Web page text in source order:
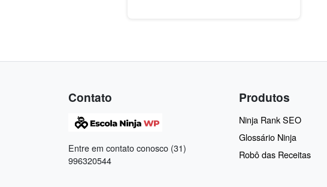
Contato
Entre em contato conosco (31)
996320544
Produtos
Ninja Rank SEO
Glossário Ninja
Robô das Receitas